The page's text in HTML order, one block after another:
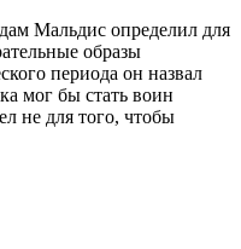
Мальдис определил для
образы
периода он назвал
мог бы стать воин
не для того, чтобы